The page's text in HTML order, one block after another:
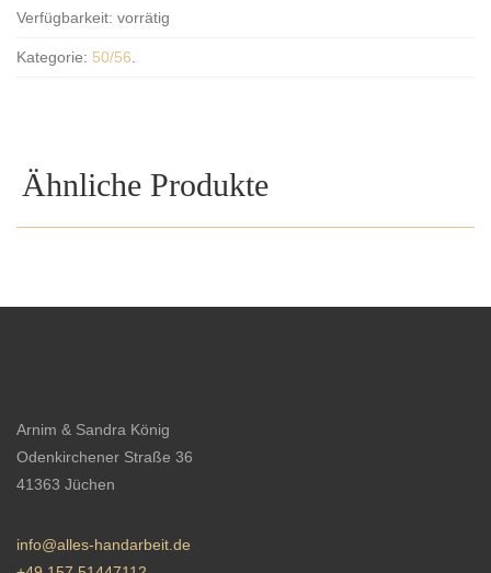
Verfügbarkeit: vorrätig
Kategorie: 50/56
Ähnliche Produkte
Arnim & Sandra König
Odenkirchener Straße 36
41363 Jüchen
info@alles-handarbeit.de